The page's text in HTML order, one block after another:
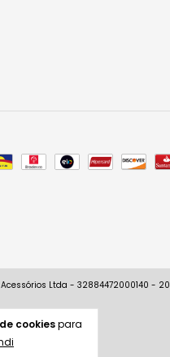
cookiespara
Ltda - 32884472000140 -